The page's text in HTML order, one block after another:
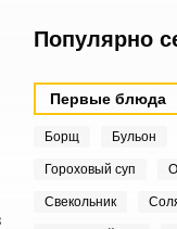
Популярно
Первые блюда
Борщ Бульон
Гороховый суп
Свекольник